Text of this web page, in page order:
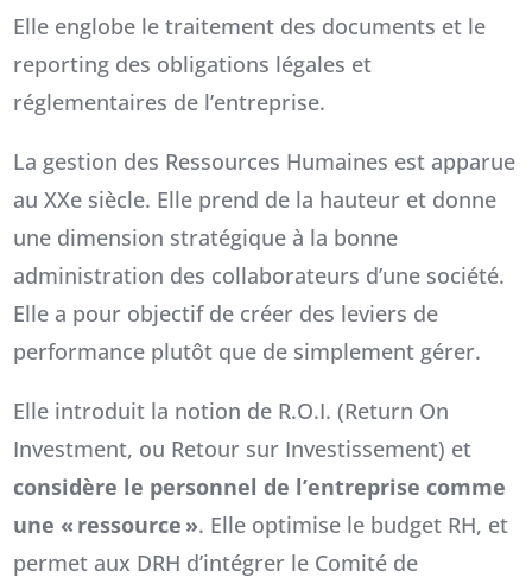
Elle englobe le traitement des documents et le
reporting des obligations légales et
réglementaires de l’entreprise.
La gestion des Ressources Humaines est apparue
au XXe siècle. Elle prend de la hauteur et donne
une dimension stratégique à la bonne
administration des collaborateurs d’une société.
Elle a pour objectif de créer des leviers de
performance plutôt que de simplement gérer.
Elle introduit la notion de R.O.I. (Return On
Investment, ou Retour sur Investissement) et
considère le personnel de l’entreprise comme
une « ressource ». Elle optimise le budget RH, et
permet aux DRH d’intégrer le Comité de